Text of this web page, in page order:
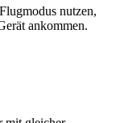
nutzen,
ankommen.